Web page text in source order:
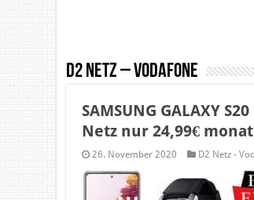
D2 Netz – Vodafone
SAMSUNG GALAXY
Netz nur 24,99€
26. November 2020 D2 Netz -